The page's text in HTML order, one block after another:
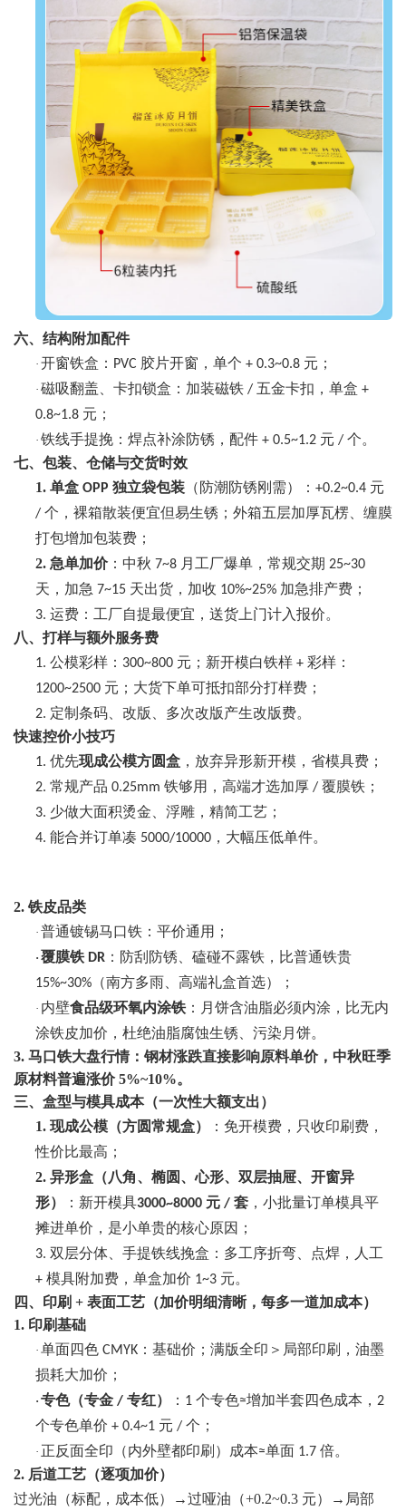
六、结构附加配件
· 开窗铁盒： PVC 胶片开窗，单个 + 0.3~0.8 元；
· 磁吸翻盖、卡扣锁盒：加装磁铁 / 五金卡扣，单盒 +
0.8~1.8 元；
· 铁线手提挽：焊点补涂防锈，配件 + 0.5~1.2 元 / 个。
七、包装、仓储与交货时效
1. 单盒 OPP 独立袋包装 （防潮防锈刚需）： +0.2~0.4 元
/ 个，裸箱散装便宜但易生锈；外箱五层加厚瓦楞、缠膜
打包增加包装费；
2. 急单加价：中秋 7~8 月工厂爆单，常规交期 25~30
天，加急 7~15 天出货，加收 10%~25% 加急排产费；
3. 运费：工厂自提最便宜，送货上门计入报价。
八、打样与额外服务费
1. 公模彩样： 300~800 元；新开模白铁样 + 彩样：
1200~2500 元；大货下单可抵扣部分打样费；
2. 定制条码、改版、多次改版产生改版费。
快速控价小技巧
1. 优先现成公模方圆盒 ，放弃异形新开模，省模具费；
2. 常规产品 0.25mm 铁够用，高端才选加厚 / 覆膜铁；
3. 少做大面积烫金、浮雕，精简工艺；
4. 能合并订单凑 5000/10000 ，大幅压低单件。
2. 铁皮品类
· 普通镀锡马口铁：平价通用；
· 覆膜铁DR ：防刮防锈、磕碰不露铁，比普通铁贵
15%~30% （南方多雨、高端礼盒首选）；
· 内壁食品级环氧内涂铁：月饼含油脂必须内涂，比无内
涂铁皮加价，杜绝油脂腐蚀生锈、污染月饼。
3. 马口铁大盘行情：钢材涨跌直接影响原料单价，中秋旺季
原材料普遍涨价 5%~10%。
三、盒型与模具成本（一次性大额支出）
1. 现成公模（方圆常规盒）
：免开模费，只收印刷费，
性价比最高；
2. 异形盒（八角、椭圆、心形、双层抽屉、开窗异
形）
：新开模具3000~8000 元 / 套 ，小批量订单模具平
摊进单价，是小单贵的核心原因；
3. 双层分体、手提铁线挽盒：多工序折弯、点焊，人工
+ 模具附加费，单盒加价 1~3 元。
四、印刷 + 表面工艺（加价明细清晰，每多一道加成本）
1. 印刷基础
· 单面四色 CMYK ：基础价；满版全印＞局部印刷，油墨
损耗大加价；
· 专色（专金 / 专红） ： 1 个专色≈增加半套四色成本， 2
个专色单价 + 0.4~1 元 / 个；
· 正反面全印（内外壁都印刷）成本≈单面 1.7 倍。
2. 后道工艺（逐项加价）
过光油（标配，成本低）
→过哑油（+0.2~0.3 元）→局部